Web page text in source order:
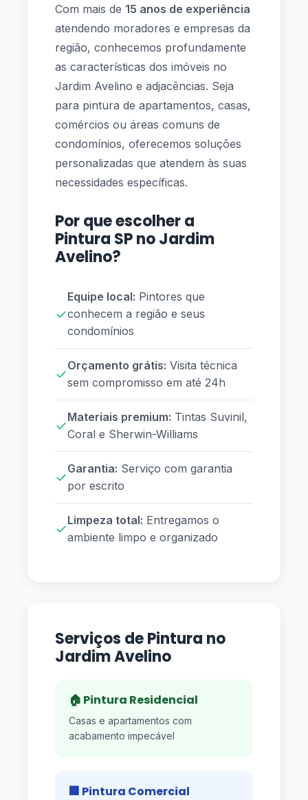
Com mais de 15 anos de experiência
atendendo moradores e empresas da
região, conhecemos profundamente
as características dos imóveis no
Jardim Avelino e adjacências. Seja
para pintura de apartamentos, casas,
comércios ou áreas comuns de
condomínios, oferecemos soluções
personalizadas que atendem às suas
necessidades específicas.
Por que escolher a
Pintura SP no Jardim
Avelino?
✓
Equipe local: Pintores que
conhecem a região e seus
condomínios
✓
Orçamento grátis: Visita técnica
sem compromisso em até 24h
✓
Materiais premium: Tintas Suvinil,
Coral e Sherwin-Williams
✓
Garantia: Serviço com garantia
por escrito
✓
Limpeza total: Entregamos o
ambiente limpo e organizado
Serviços de Pintura no
Jardim Avelino
🏠 Pintura Residencial
Casas e apartamentos com
acabamento impecável
🏢 Pintura Comercial